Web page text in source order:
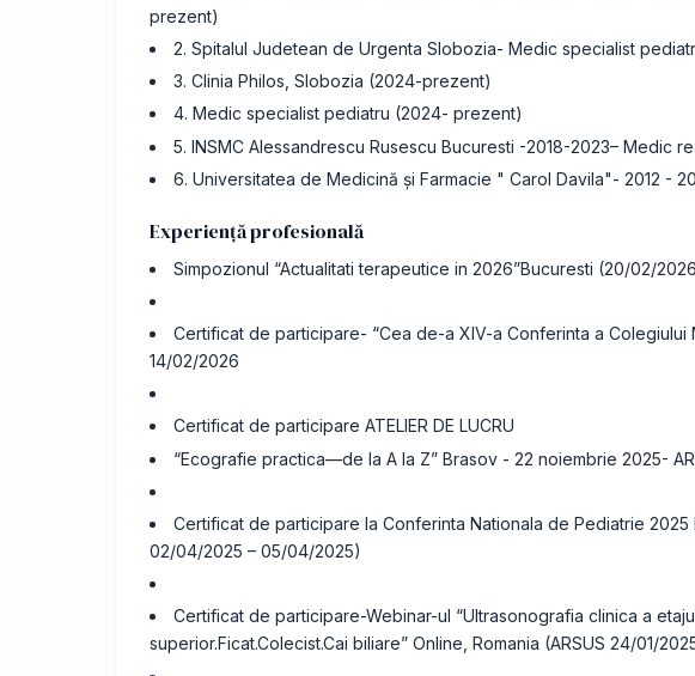
prezent)
2. Spitalul Judetean de Urgenta Slobozia- Medic specialist
3. Clinia Philos, Slobozia (2024-prezent)
4. Medic specialist pediatru (2024- prezent)
5. INSMC Alessandrescu Rusescu Bucuresti -2018-2023– Medic
6. Universitatea de Medicină și Farmacie " Carol Davila"- 2012 -
Experiență profesională
Simpozionul “Actualitati terapeutice in 2026”Bucuresti (20/02/
Certificat de participare- “Cea de-a XIV-a Conferinta a Colegiului
14/02/2026
Certificat de participare ATELIER DE LUCRU
“Ecografie practica—de la A la Z” Brasov - 22 noiembrie 2025-
Certificat de participare la Conferinta Nationala de Pediatrie 2025
02/04/2025 – 05/04/2025)
Certificat de participare-Webinar-ul “Ultrasonografia clinica a
superior.Ficat.Colecist.Cai biliare” Online, Romania (ARSUS 24/01/